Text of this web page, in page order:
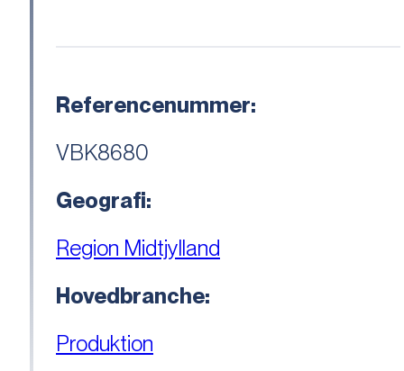
Referencenummer:
VBK8680
Geografi:
Region Midtjylland
Hovedbranche:
Produktion